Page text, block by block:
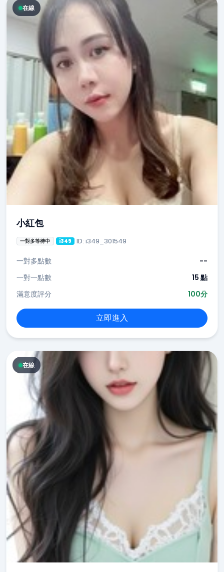
在線
小紅包
一對多等待中 i349 ID: i349_301549
一對多點數
--
一對一點數
15 點
滿意度評分
100分
立即進入
在線